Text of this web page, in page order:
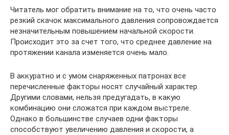
Читатель мог обратить внимание на то, что очень часто
резкий скачок максимального давления сопровождается
незначительным повышением начальной скорости.
Происходит это за счет того, что среднее давление на
протяжении канала изменяется очень мало.
В аккуратно и с умом снаряженных патронах все
перечисленные факторы носят случайный характер.
Другими словами, нельзя предугадать, в какую
комбинацию они сложатся при каждом выстреле.
Однако в большинстве случаев одни факторы
способствуют увеличению давления и скорости, а